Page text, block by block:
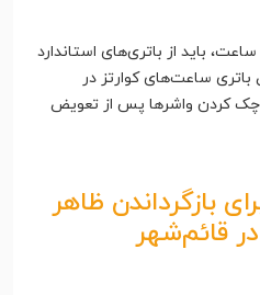
باید از باتری‌های استاندارد
ساعت‌های کوارتز در
چک کردن واشرها پس از تعویض
بازگرداندن ظاهر
قائم‌شهر